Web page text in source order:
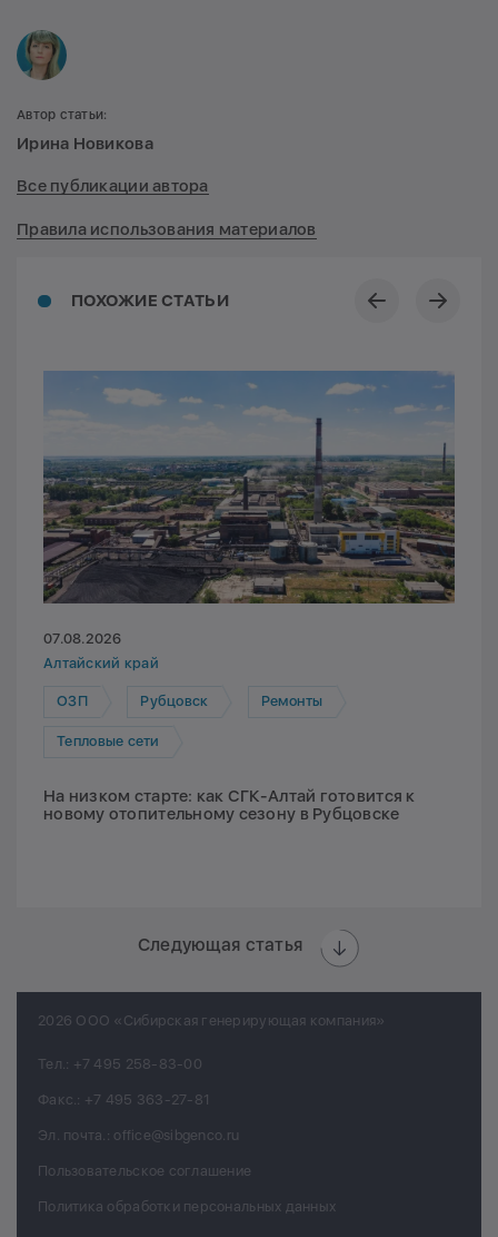
ПОХОЖИЕ СТАТЬИ
07.08.2026
Алтайский край
ОЗП Рубцовск Ремонты
Тепловые сети
На низком старте: как СГК-Алтай готовится к
новому отопительному сезону в Рубцовске
Следующая статья
Автор статьи:
Ирина Новикова
Все публикации автора
Правила использования материалов
2026 ООО «Сибирская генерирующая компания»
Тел.: +7 495 258-83-00
Факс.: +7 495 363-27-81
Эл. почта.: office@sibgenco.ru
Пользовательское соглашение
Политика обработки персональных данных